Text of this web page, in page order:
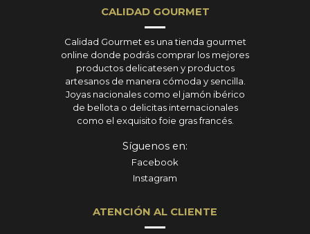
CALIDAD GOURMET
Calidad Gourmet es una tienda gourmet
online donde podrás comprar los mejores
productos delicatesen y productos
artesanos de manera cómoda y sencilla.
Joyas nacionales como el jamón ibérico
de bellota o delicitas internacionales
como el exquisito foie gras francés.
Síguenos en:
Facebook
Instagram
ATENCIÓN AL CLIENTE